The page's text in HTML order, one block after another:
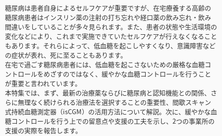
糖尿病は患者自身によるセルフケアが重要ですが、在宅療養する高齢の
糖尿病患者はインスリン薬の注射の打ち忘れや経口薬の飲み忘れ・飲み
間違いをしていることが多々見られます。また、患者の状態や生活環境の
変化などにより、これまで実施できていたセルフケアが行えなくなること
もあります。それらによって、低血糖を起こしやすくなり、意識障害など
の症状が表れ、死に至ることもあります。
在宅で過ごす糖尿病患者には、低血糖を起こさないための厳格な血糖コ
ントロールをめざすのではなく、緩やかな血糖コントロールを行うこと
が重要と言われています。
本特集では、まず、最新の治療薬ならびに糖尿病と認知機能との関係、さ
らに無理なく続けられる治療法を選択することの重要性、間歇スキャン
式持続血糖測定器（isCGM）の活用方法について解説。次に、緩やかな血
糖コントロールを行う上での留意点や支援の工夫を示し、2つの事業所の
支援の実際を報告します。